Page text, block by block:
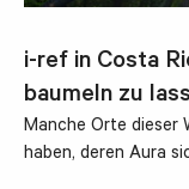
i-ref in Costa
baumeln zu
Manche Orte dieser
haben, deren Aura